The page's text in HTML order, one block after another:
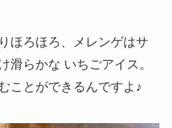
ほろほろ、メレンゲはサ
滑らかな いちごアイス。
ことができるんですよ♪